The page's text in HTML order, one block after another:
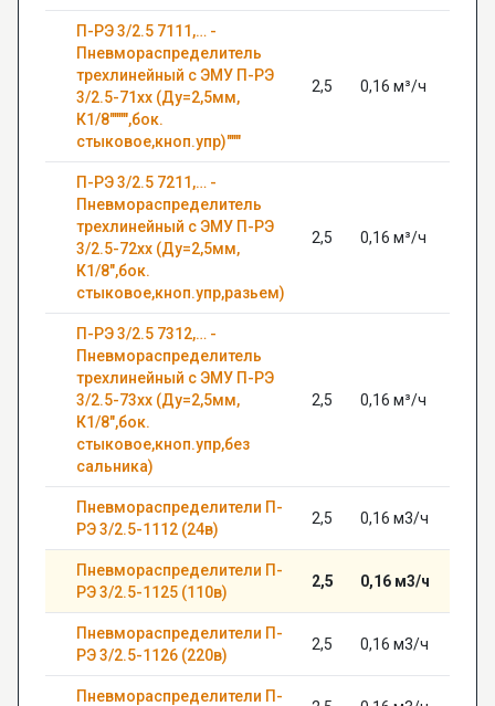
П-РЭ 3/2.5 7111,… -
Пневмораспределитель
трехлинейный с ЭМУ П-РЭ
3/2.5-71хх (Ду=2,5мм,
К1/8"""",бок.
стыковое,кноп.упр)"""
2,5 0,16 м³/ч
П-РЭ 3/2.5 7211,… -
Пневмораспределитель
трехлинейный с ЭМУ П-РЭ
3/2.5-72хх (Ду=2,5мм,
К1/8",бок.
стыковое,кноп.упр,разьем)
2,5 0,16 м³/ч
П-РЭ 3/2.5 7312,… -
Пневмораспределитель
трехлинейный с ЭМУ П-РЭ
3/2.5-73хх (Ду=2,5мм,
К1/8",бок.
стыковое,кноп.упр,без
сальника)
2,5 0,16 м³/ч
Пневмораспределители П-
РЭ 3/2.5-1112 (24в)
2,5 0,16 м3/ч
Пневмораспределители П-
РЭ 3/2.5-1125 (110в)
2,5 0,16 м3/ч
Пневмораспределители П-
РЭ 3/2.5-1126 (220в)
2,5 0,16 м3/ч
Пневмораспределители П-